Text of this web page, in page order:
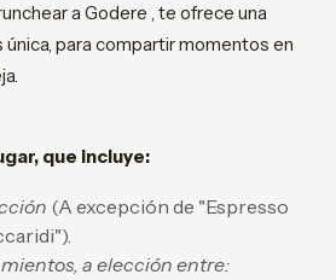
a Godere , te ofrece una
para compartir momentos en
que incluye:
(A excepción de "Espresso
a elección entre: